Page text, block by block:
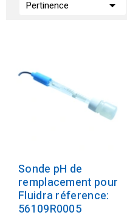
Pertinence 
Sonde pH de
remplacement pour
Fluidra réference:
56109R0005